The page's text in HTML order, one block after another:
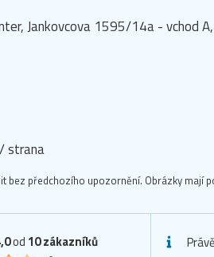
Jankovcova 1595/14a - vchod
strana
bez předchozího upozornění. Obrázky mají
od 10zákazníků